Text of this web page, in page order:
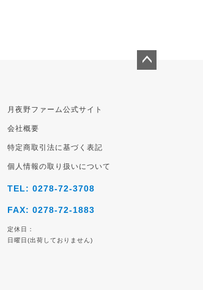
月夜野ファーム公式サイト
会社概要
特定商取引法に基づく表記
個人情報の取り扱いについて
TEL: 0278-72-3708
FAX: 0278-72-1883
定休日：
日曜日(出荷しておりません)